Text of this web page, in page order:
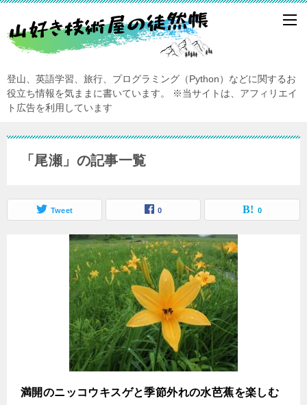
登山、英語学習、旅行、プログラミング（Python）などに関するお
役立ち情報を気ままに書いています。
※当サイトは、アフィリエイ
ト広告を利用しています
「尾瀬」の記事一覧
Tweet 0 0
満開のニッコウキスゲと季節外れの水芭蕉を楽しむ